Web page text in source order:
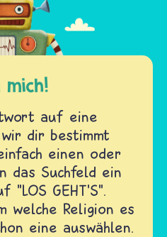
mich!
auf eine
dir bestimmt
einen oder
das Suchfeld ein
"LOS GEHT'S".
welche Religion es
eine auswählen.